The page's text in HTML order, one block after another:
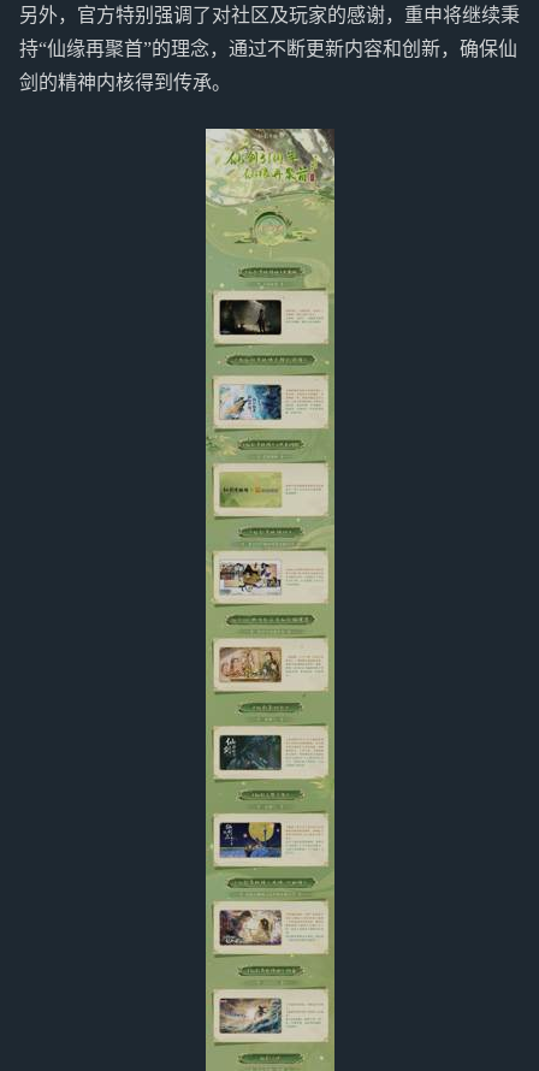
另外，官方特别强调了对社区及玩家的感谢，重申将继续秉
持“仙缘再聚首”的理念，通过不断更新内容和创新，确保仙
剑的精神内核得到传承。